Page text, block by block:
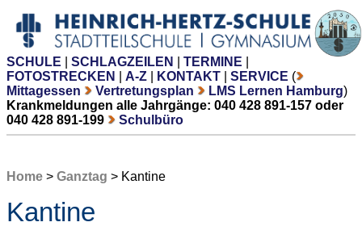
SCHULE SCHLAGZEILEN TERMINE
FOTOSTRECKEN
A-Z KONTAKT SERVICE (
Mittagessen
Vertretungsplan LMS Lernen Hamburg)
Krankmeldungen alle Jahrgänge: 040 428 891-157 oder
040 428 891-199
Schulbüro
Home > Ganztag > Kantine
Kantine